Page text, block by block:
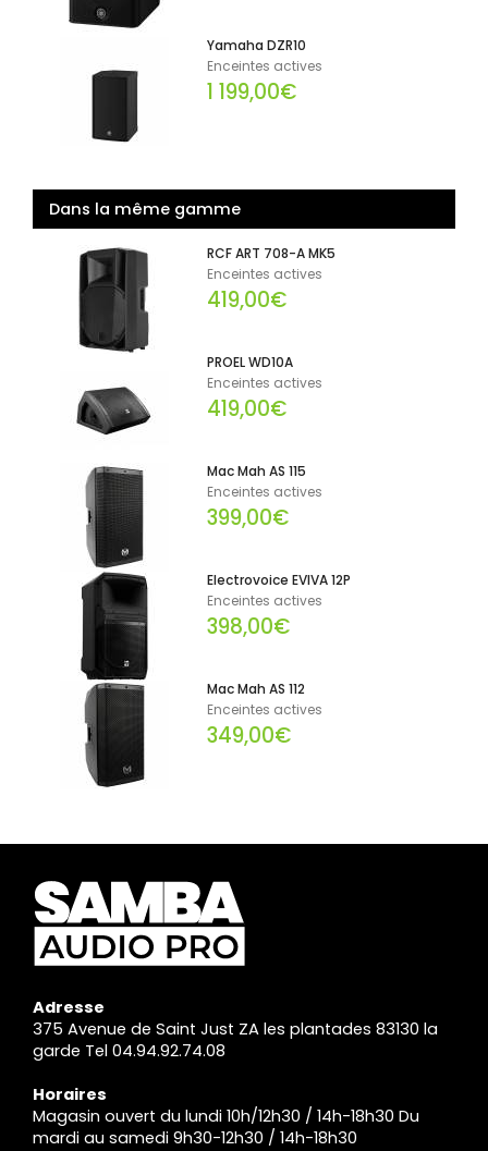
Yamaha DZR10
Enceintes actives
1 199,00€
Dans la même gamme
RCF ART 708-A MK5
Enceintes actives
419,00€
PROEL WD10A
Enceintes actives
419,00€
Mac Mah AS 115
Enceintes actives
399,00€
Electrovoice EVIVA 12P
Enceintes actives
398,00€
Mac Mah AS 112
Enceintes actives
349,00€
Adresse
375 Avenue de Saint Just ZA les plantades 83130 la
garde Tel 04.94.92.74.08
Horaires
Magasin ouvert du lundi 10h/12h30 / 14h-18h30 Du
mardi au samedi 9h30-12h30 / 14h-18h30